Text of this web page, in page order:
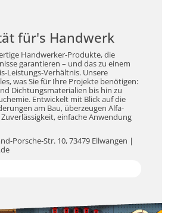
für's Handwerk
Handwerker-Produkte, die
garantieren – und das zu einem
Leistungs-Verhältnis. Unsere
was Sie für Ihre Projekte benötigen:
Dichtungsmaterialien bis hin zu
Entwickelt mit Blick auf die
am Bau, überzeugen Alfa-
einfache Anwendung
Porsche-Str. 10, 73479 Ellwangen |